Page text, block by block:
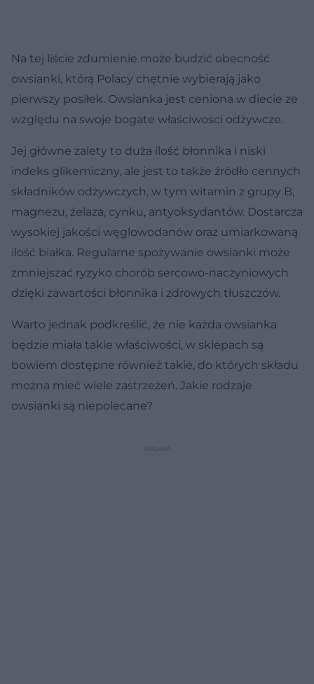
Na tej liście zdumienie może budzić obecność
owsianki, którą Polacy chętnie wybierają jako
pierwszy posiłek. Owsianka jest ceniona w diecie ze
względu na swoje bogate właściwości odżywcze.
Jej główne zalety to duża ilość błonnika i niski
indeks glikemiczny, ale jest to także źródło cennych
składników odżywczych, w tym witamin z grupy B,
magnezu, żelaza, cynku, antyoksydantów. Dostarcza
wysokiej jakości węglowodanów oraz umiarkowaną
ilość białka. Regularne spożywanie owsianki może
zmniejszać ryzyko chorób sercowo-naczyniowych
dzięki zawartości błonnika i zdrowych tłuszczów.
Warto jednak podkreślić, że nie każda owsianka
będzie miała takie właściwości, w sklepach są
bowiem dostępne również takie, do których składu
można mieć wiele zastrzeżeń. Jakie rodzaje
owsianki są niepolecane?